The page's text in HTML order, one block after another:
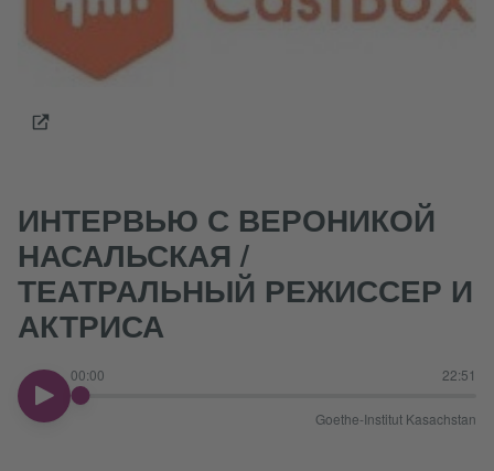
ИНТЕРВЬЮ С ВЕРОНИКОЙ
НАСАЛЬСКАЯ /
ТЕАТРАЛЬНЫЙ РЕЖИССЕР И
АКТРИСА
00:00
22:51
00:00
Goethe-Institut Kasachstan